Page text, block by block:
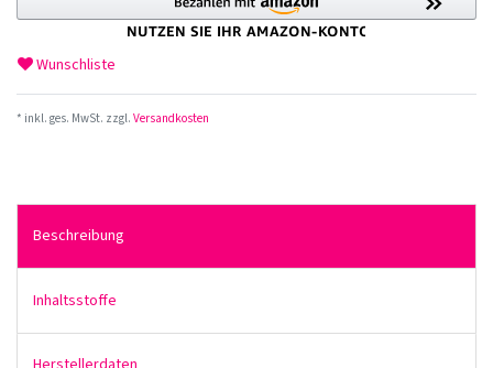
Wunschliste
* inkl. ges. MwSt. zzgl. Versandkosten
Beschreibung
Inhaltsstoffe